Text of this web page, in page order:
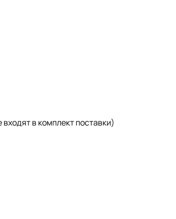
в комплект поставки)